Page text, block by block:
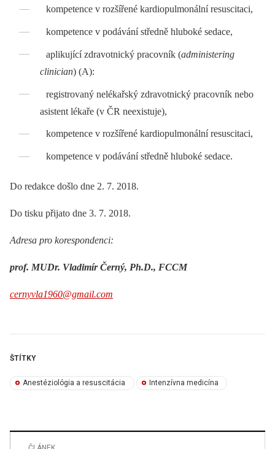
kompetence v rozšířené kardiopulmonální resuscitaci,
kompetence v podávání středně hluboké sedace,
aplikující zdravotnický pracovník (administering
clinician) (A):
registrovaný nelékařský zdravotnický pracovník nebo
asistent lékaře (v ČR neexistuje),
kompetence v rozšířené kardiopulmonální resuscitaci,
kompetence v podávání středně hluboké sedace.
Do redakce došlo dne 2. 7. 2018.
Do tisku přijato dne 3. 7. 2018.
Adresa pro korespondenci:
prof. MUDr. Vladimír Černý, Ph.D., FCCM
cernyvla1960@gmail.com
ŠTÍTKY
Anestéziológia a resuscitácia Intenzívna medicína